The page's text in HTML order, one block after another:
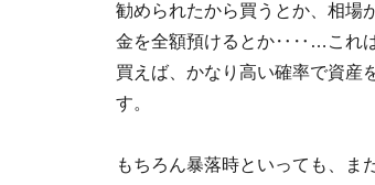
勧められたから買うとか、相場
金を全額預けるとか‥‥…これは
買えば、かなり高い確率で資産
す。
もちろん暴落時といっても、ま